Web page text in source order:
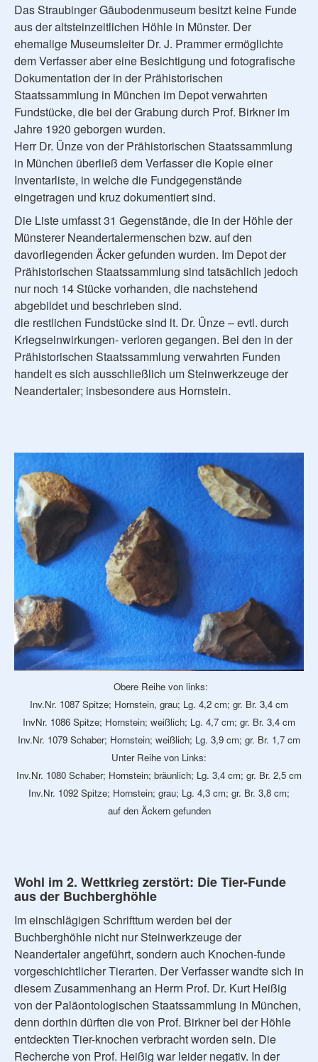
Das Straubinger Gäubodenmuseum besitzt keine Funde
aus der altsteinzeitlichen Höhle in Münster. Der
ehemalige Museumsleiter Dr. J. Prammer ermöglichte
dem Verfasser aber eine Besichtigung und fotografische
Dokumentation der in der Prähistorischen
Staatssammlung in München im Depot verwahrten
Fundstücke, die bei der Grabung durch Prof. Birkner im
Jahre 1920 geborgen wurden.
Herr Dr. Ünze von der Prähistorischen Staatssammlung
in München überließ dem Verfasser die Kopie einer
Inventarliste, in welche die Fundgegenstände
eingetragen und kruz dokumentiert sind.
Die Liste umfasst 31 Gegenstände, die in der Höhle der
Münsterer Neandertalermenschen bzw. auf den
davorliegenden Äcker gefunden wurden. Im Depot der
Prähistorischen Staatssammlung sind tatsächlich jedoch
nur noch 14 Stücke vorhanden, die nachstehend
abgebildet und beschrieben sind.
die restlichen Fundstücke sind lt. Dr. Ünze – evtl. durch
Kriegseinwirkungen- verloren gegangen. Bei den in der
Prähistorischen Staatssammlung verwahrten Funden
handelt es sich ausschließlich um Steinwerkzeuge der
Neandertaler; insbesondere aus Hornstein.
Obere Reihe von links:
Inv.Nr. 1087 Spitze; Hornstein, grau; Lg. 4,2 cm; gr. Br. 3,4 cm
InvNr. 1086 Spitze; Hornstein; weißlich; Lg. 4,7 cm; gr. Br. 3,4 cm
Inv.Nr. 1079 Schaber; Hornstein; weißlich; Lg. 3,9 cm; gr. Br. 1,7 cm
Unter Reihe von Links:
Inv.Nr. 1080 Schaber; Hornstein; bräunlich; Lg. 3,4 cm; gr. Br. 2,5 cm
Inv.Nr. 1092 Spitze; Hornstein; grau; Lg. 4,3 cm; gr. Br. 3,8 cm;
auf den Äckern gefunden
Wohl im 2. Wettkrieg zerstört: Die Tier-Funde
aus der Buchberghöhle
Im einschlägigen Schrifttum werden bei der
Buchberghöhle nicht nur Steinwerkzeuge der
Neandertaler angeführt, sondern auch Knochen-funde
vorgeschichtlicher Tierarten. Der Verfasser wandte sich in
diesem Zusammenhang an Herrn Prof. Dr. Kurt Heißig
von der Paläontologischen Staatssammlung in München,
denn dorthin dürften die von Prof. Birkner bei der Höhle
entdeckten Tier-knochen verbracht worden sein. Die
Recherche von Prof. Heißig war leider negativ. In der